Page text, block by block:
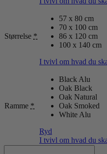
Størrelse *
57 x 80 cm
70 x 100 cm
86 x 120 cm
100 x 140 cm
I tvivl om hvad du
Ramme *
Black Alu
Oak Black
Oak Natural
Oak Smoked
White Alu
Ryd
I tvivl om hvad du